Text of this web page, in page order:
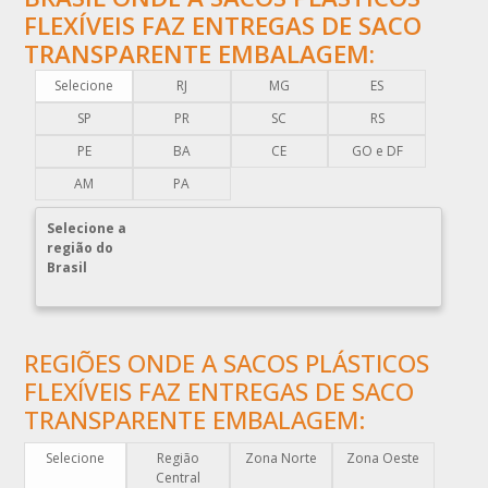
COMPRA DE EMBALAGENS PLÁSTICAS
COMPRAR EMBALAGENS PLÁSTICAS
COMPRAR ENVELOPE DE PLÁSTICO CORREIOS
COMPRAR ENVELOPE PLÁSTICO CORREIOS
COMPRAR ENVELOPE PLÁSTICO DE CORREIO
COMPRAR ENVELOPE PLÁSTICO DE SEGURANÇA
COMPRAR PLÁSTICO BOLHA
COMPRAR SACO PLÁSTICO ZIP LOCK
COMPRAR SACOLAS PLÁSTICAS
COMPRAR SACOLAS PLÁSTICAS DIRETO DA FABRICA
COMPRAR SACOS PLÁSTICOS
DISTRIBUIDOR DE EMBALAGENS PLÁSTICAS
DISTRIBUIDORA DE EMBALAGENS PLÁSTICAS
DISTRIBUIDORA DE SACOLAS PLÁSTICAS
FLEXÍVEIS FAZ ENTREGAS DE SACO
TRANSPARENTE EMBALAGEM:
Selecione RJ MG
ES
SP
PR SC
RS
PE
BA CE
GO e DF
AM
PA
Selecione a
região do
Brasil
REGIÕES ONDE A SACOS PLÁSTICOS
FLEXÍVEIS FAZ ENTREGAS DE SACO
TRANSPARENTE EMBALAGEM:
Selecione
Região
Central
Zona Norte Zona Oeste